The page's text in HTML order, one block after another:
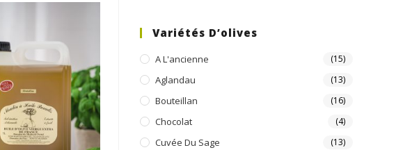
Variétés D’olives
A L'ancienne (15)
Aglandau (13)
Bouteillan (16)
Chocolat (4)
Cuvée Du Sage (13)